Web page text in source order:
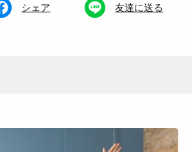
くらし
シェア 友達に送る